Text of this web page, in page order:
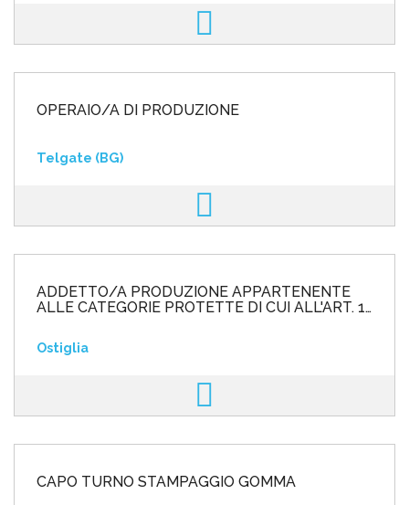
OPERAIO/A DI PRODUZIONE
Telgate (BG)
ADDETTO/A PRODUZIONE APPARTENENTE
ALLE CATEGORIE PROTETTE DI CUI ALL'ART. 1
Ostiglia
CAPO TURNO STAMPAGGIO GOMMA